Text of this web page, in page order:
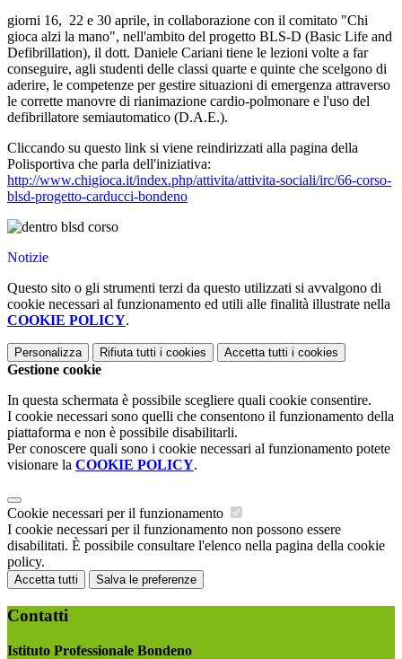
giorni 16, 22 e 30 aprile, in collaborazione con il comitato "Chi
gioca alzi la mano", nell'ambito del progetto BLS-D (Basic Life and
Defibrillation), il dott. Daniele Cariani tiene le lezioni volte a far
conseguire, agli studenti delle classi quarte e quinte che scelgono di
aderire, le competenze per gestire situazioni di emergenza attraverso
le corrette manovre di rianimazione cardio-polmonare e l'uso del
defibrillatore semiautomatico (D.A.E.).
Cliccando su questo link si viene reindirizzati alla pagina della
Polisportiva che parla dell'iniziativa:
http://www.chigioca.it/index.php/attivita/attivita-sociali/irc/66-corso-
blsd-progetto-carducci-bondeno
Notizie
Questo sito o gli strumenti terzi da questo utilizzati si avvalgono di
cookie necessari al funzionamento ed utili alle finalità illustrate nella
COOKIE POLICY.
Personalizza Rifiuta tutti i cookies Accetta tutti i cookies
Gestione cookie
In questa schermata è possibile scegliere quali cookie consentire.
I cookie necessari sono quelli che consentono il funzionamento della
piattaforma e non è possibile disabilitarli.
Per conoscere quali sono i cookie necessari al funzionamento potete
visionare la COOKIE POLICY.
Cookie necessari per il funzionamento
I cookie necessari per il funzionamento non possono essere
disabilitati. È possibile consultare l'elenco nella pagina della cookie
policy.
Accetta tutti Salva le preferenze
Contatti
Istituto Professionale Bondeno